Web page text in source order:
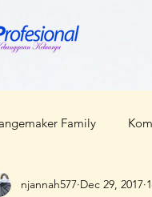
Family
RBI Bunda Cekatan
njannah577 Dec 29, 2017